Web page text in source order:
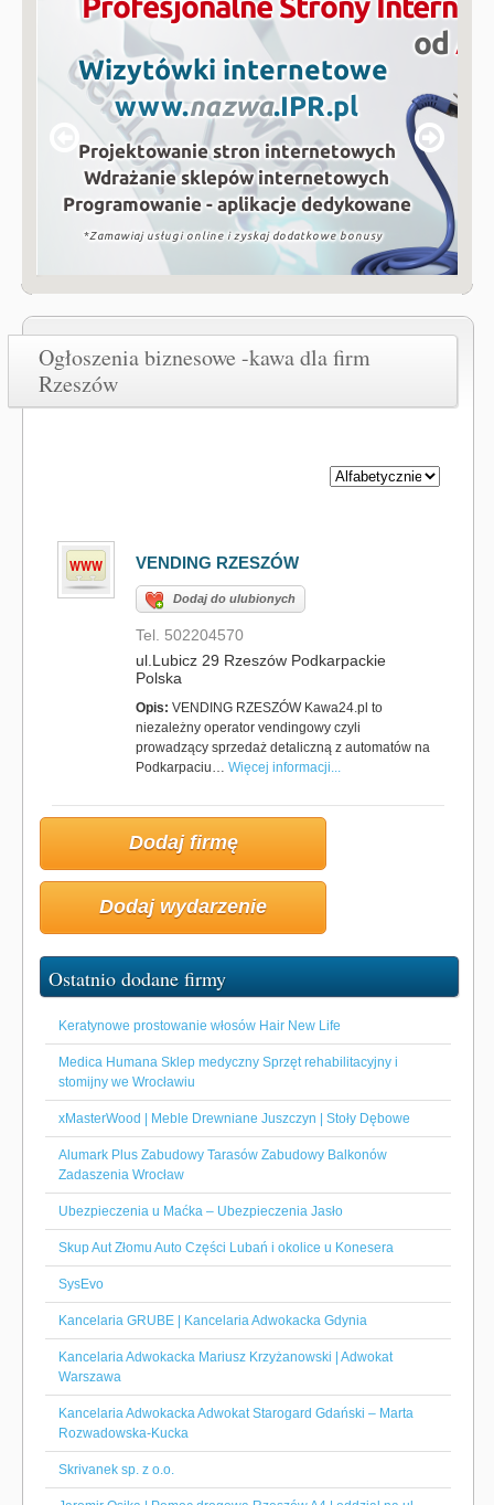
Ogłoszenia biznesowe -kawa dla firm
Rzeszów
VENDING RZESZÓW
Dodaj do ulubionych
Tel. 502204570
ul.Lubicz 29 Rzeszów Podkarpackie
Polska
Opis: VENDING RZESZÓW Kawa24.pl to
niezależny operator vendingowy czyli
prowadzący sprzedaż detaliczną z automatów na
Podkarpaciu… Więcej informacji...
Dodaj firmę
Dodaj wydarzenie
Ostatnio dodane firmy
Keratynowe prostowanie włosów Hair New Life
Medica Humana Sklep medyczny Sprzęt rehabilitacyjny i
stomijny we Wrocławiu
xMasterWood | Meble Drewniane Juszczyn | Stoły Dębowe
Alumark Plus Zabudowy Tarasów Zabudowy Balkonów
Zadaszenia Wrocław
Ubezpieczenia u Maćka – Ubezpieczenia Jasło
Skup Aut Złomu Auto Części Lubań i okolice u Konesera
SysEvo
Kancelaria GRUBE | Kancelaria Adwokacka Gdynia
Kancelaria Adwokacka Mariusz Krzyżanowski | Adwokat
Warszawa
Kancelaria Adwokacka Adwokat Starogard Gdański – Marta
Rozwadowska-Kucka
Skrivanek sp. z o.o.